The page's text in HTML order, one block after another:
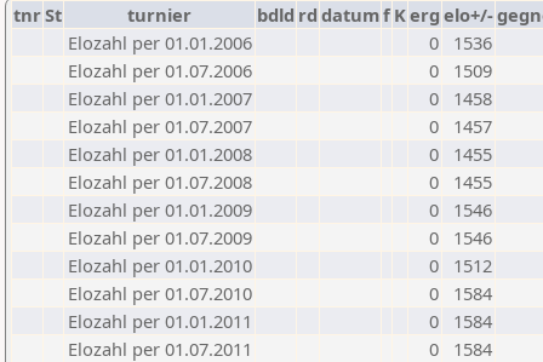
tnrSt turnier bdld rd datumf Kerg elo+/-
Elozahl per 01.01.2006
0
1536
Elozahl per 01.07.2006
0
1509
Elozahl per 01.01.2007
0
1458
Elozahl per 01.07.2007
0
1457
Elozahl per 01.01.2008
0
1455
Elozahl per 01.07.2008
0
1455
Elozahl per 01.01.2009
0
1546
Elozahl per 01.07.2009
0
1546
Elozahl per 01.01.2010
0
1512
Elozahl per 01.07.2010
0
1584
Elozahl per 01.01.2011
0
1584
Elozahl per 01.07.2011
0
1584